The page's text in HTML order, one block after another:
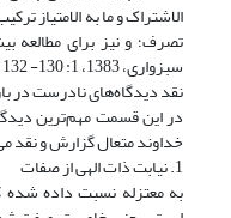
سبزواری، 1383، 1: 130- 132).
نقد دیدگاه‌های نادرست در
در این قسمت مهم‌ترین
خداوند متعال گزارش و نقد
1. نیابت ذات الهی از صفات
به معتزله نسبت داده شده‌